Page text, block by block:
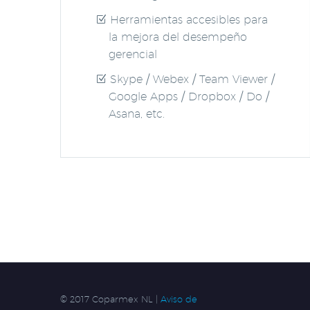
Herramientas accesibles para
la mejora del desempeño
gerencial
Skype / Webex / Team Viewer /
Google Apps / Dropbox / Do /
Asana, etc.
© 2017 Coparmex NL | Aviso de